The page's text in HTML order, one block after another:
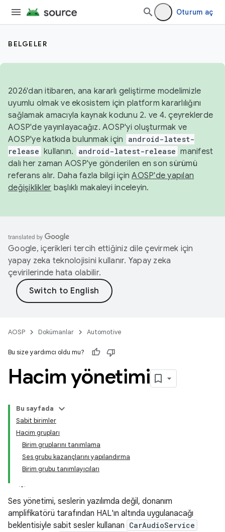
Oturum aç
BELGELER
2026'dan itibaren, ana kararlı geliştirme modelimizle
uyumlu olmak ve ekosistem için platform kararlılığını
sağlamak amacıyla kaynak kodunu 2. ve 4. çeyreklerde
AOSP'de yayınlayacağız. AOSP'yi oluşturmak ve
AOSP'ye katkıda bulunmak için
android-latest-
release kullanın. android-latest-release manifest
dalı her zaman AOSP'ye gönderilen en son sürümü
referans alır. Daha fazla bilgi içinAOSP'de yapılan
değişiklikler başlıklı makaleyi inceleyin.
Google, içerikleri tercih ettiğiniz dile çevirmek için
yapay zeka teknolojisini kullanır. Yapay zeka
çevirilerinde hata olabilir.
AOSP Dokümanlar Automotive
Bu size yardımcı oldu mu?
Hacim yönetimi
Bu sayfada
Sabit birimler
Hacim grupları
Birim gruplarını tanımlama
Ses grubu kazançlarını yapılandırma
Birim grubu tanımlayıcıları
Ses yönetimi, seslerin yazılımda değil, donanım
amplifikatörü tarafından HAL'ın altında uygulanacağı
beklentisiyle sabit sesler kullanan CarAudioService